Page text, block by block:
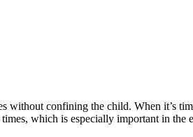
without confining the child. When it’s
which is especially important in